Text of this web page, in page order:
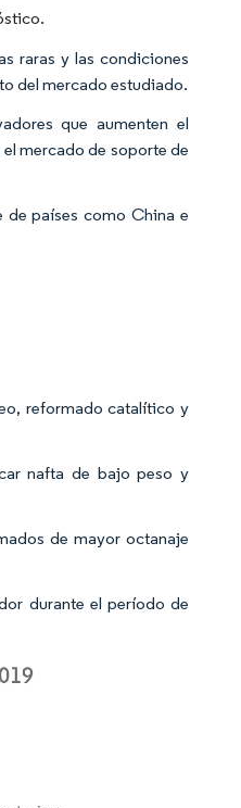
raras y las condiciones
del mercado estudiado.
que aumenten el
mercado de soporte de
de países como China e
reformado catalítico y
nafta de bajo peso y
de mayor octanaje
durante el período de